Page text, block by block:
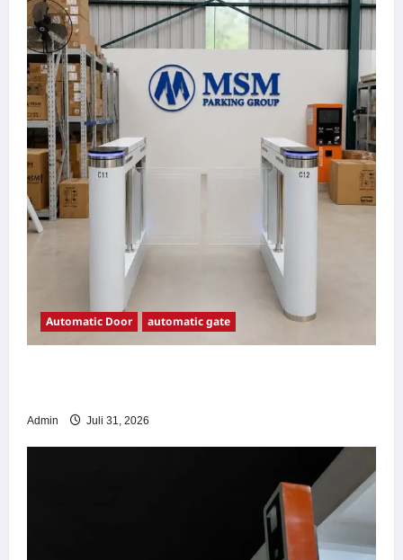
Automatic Door automatic gate
Admin Juli 31, 2026